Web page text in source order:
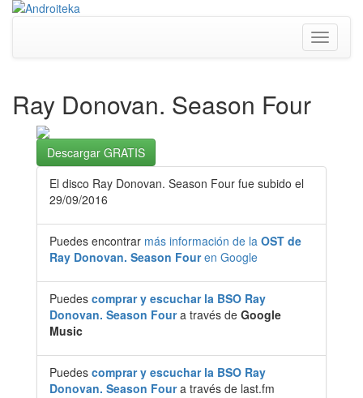
Toggle
Ray Donovan. Season Four
Descargar GRATIS
El disco Ray Donovan. Season Four fue subido el
29/09/2016
Puedes encontrar más información de la OST de
Ray Donovan. Season Fouren Google
Puedes comprar y escuchar la BSO Ray
Donovan. Season Foura través de Google
Music
Puedes comprar y escuchar la BSO Ray
Donovan. Season Foura través de last.fm